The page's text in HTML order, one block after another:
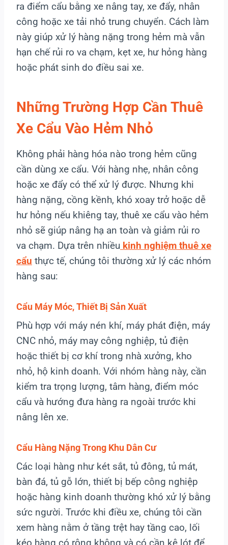
ra điểm cẩu bằng xe nâng tay, xe đẩy, nhân
công hoặc xe tải nhỏ trung chuyển. Cách làm
này giúp xử lý hàng nặng trong hẻm mà vẫn
hạn chế rủi ro va chạm, kẹt xe, hư hỏng hàng
hoặc phát sinh do điều sai xe.
Những Trường Hợp Cần Thuê
Xe Cẩu Vào Hẻm Nhỏ
Không phải hàng hóa nào trong hẻm cũng
cần dùng xe cẩu. Với hàng nhẹ, nhân công
hoặc xe đẩy có thể xử lý được. Nhưng khi
hàng nặng, cồng kềnh, khó xoay trở hoặc dễ
hư hỏng nếu khiêng tay, thuê xe cẩu vào hẻm
nhỏ sẽ giúp nâng hạ an toàn và giảm rủi ro
va chạm. Dựa trên nhiều kinh nghiệm thuê xe
cẩu thực tế, chúng tôi thường xử lý các nhóm
hàng sau:
Cẩu Máy Móc, Thiết Bị Sản Xuất
Phù hợp với máy nén khí, máy phát điện, máy
CNC nhỏ, máy may công nghiệp, tủ điện
hoặc thiết bị cơ khí trong nhà xưởng, kho
nhỏ, hộ kinh doanh. Với nhóm hàng này, cần
kiểm tra trọng lượng, tâm hàng, điểm móc
cẩu và hướng đưa hàng ra ngoài trước khi
nâng lên xe.
Cẩu Hàng Nặng Trong Khu Dân Cư
Các loại hàng như két sắt, tủ đông, tủ mát,
bàn đá, tủ gỗ lớn, thiết bị bếp công nghiệp
hoặc hàng kinh doanh thường khó xử lý bằng
sức người. Trước khi điều xe, chúng tôi cần
xem hàng nằm ở tầng trệt hay tầng cao, lối
kéo hàng có rộng không và có cần kê lót để